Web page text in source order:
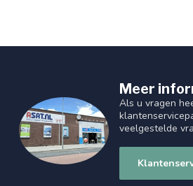
Meer
Als u vragen
veelgestelde